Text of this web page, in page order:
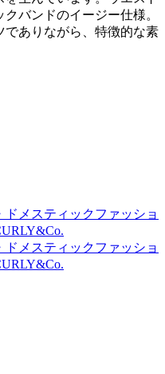
バンドのイージー仕様。
ありながら、特徴的な素